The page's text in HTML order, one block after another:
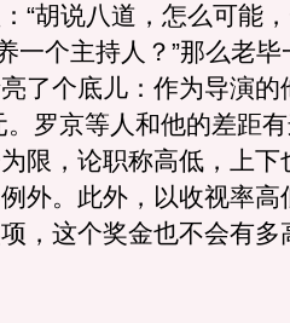
“胡说八道，怎么可能
一个主持人？”那么老
了个底儿：作为导演的
罗京等人和他的差距
限，论职称高低，上下
外。此外，以收视率高
，这个奖金也不会有多